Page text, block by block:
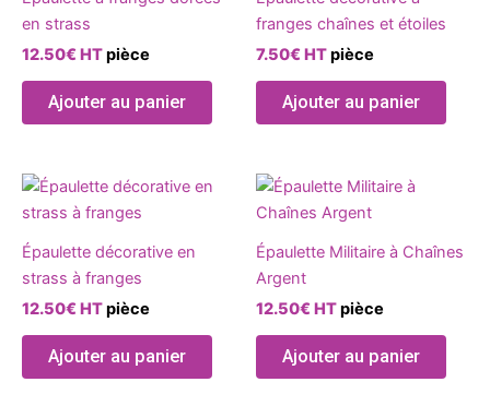
en strass
12.50€HTpièce
Ajouter au panier
franges chaînes et étoiles
7.50€HTpièce
Ajouter au panier
page
Épaulette décorative en
strass à franges
12.50€HTpièce
Ajouter au panier
Ce
produit
plusieurs
variations.
options
Épaulette Militaire à Chaînes
Argent
12.50€HTpièce
Ajouter au panier